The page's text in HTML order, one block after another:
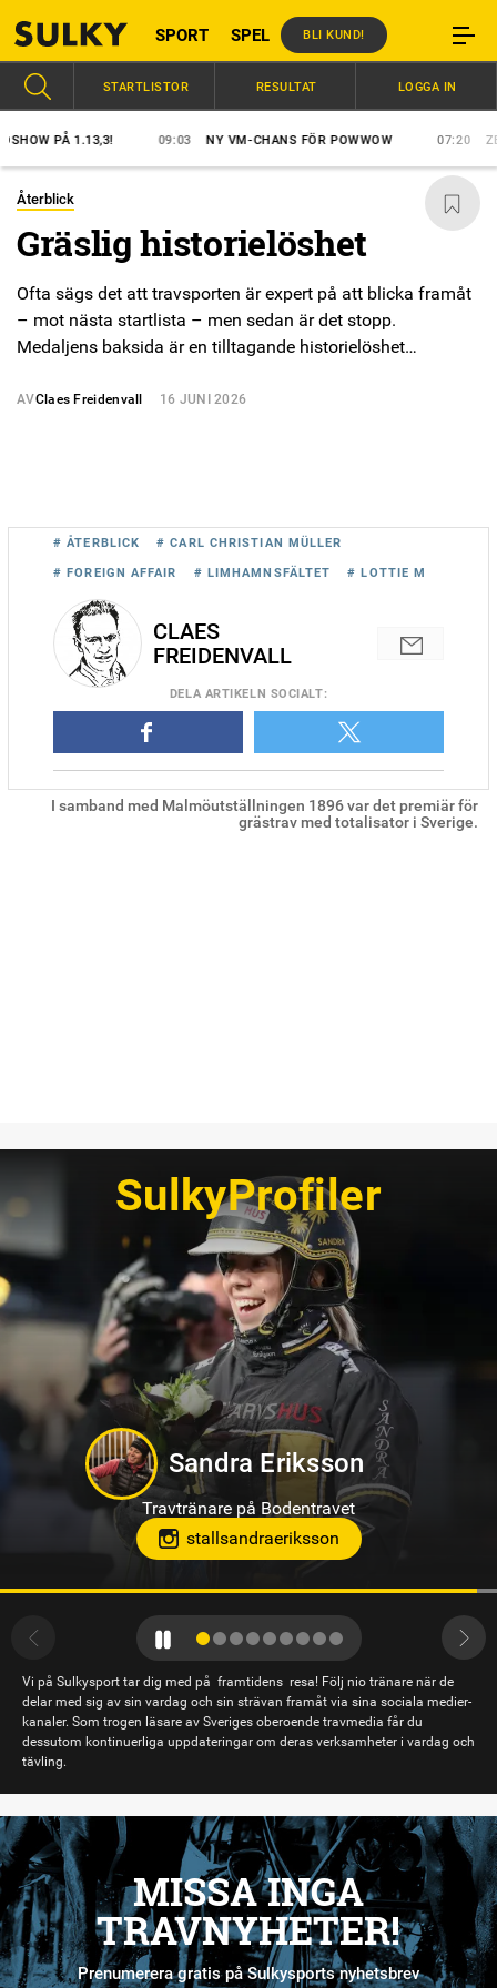
SPORT SPEL BLI KUND!
PÅ 1.13,3! 09:03 NY VM-CHANS FÖR POWWOW 07:20
STARTLISTOR RESULTAT LOGGA IN
Återblick
Gräslig historielöshet
Ofta sägs det att travsporten är expert på att blicka framåt
– mot nästa startlista – men sedan är det stopp.
Medaljens baksida är en tilltagande historielöshet…
AVClaes Freidenvall 16 JUNI 2026
I samband med Malmöutställningen 1896 var det premiär för
grästrav med totalisator i Sverige.
# ÅTERBLICK # CARL CHRISTIAN MÜLLER
# FOREIGN AFFAIR # LIMHAMNSFÄLTET # LOTTIE M
CLAES
FREIDENVALL
DELA ARTIKELN SOCIALT:
SulkyProfiler
Jennifer Persson
Travtränare på Solvalla
teamjpab
Vi på Sulkysport tar dig med på framtidens resa! Följ nio tränare när de
delar med sig av sin vardag och sin strävan framåt via sina sociala medier-
kanaler. Som trogen läsare av Sveriges oberoende travmedia får du
dessutom kontinuerliga uppdateringar om deras verksamheter i vardag och
tävling.
MISSA INGA
TRAVNYHETER!
Prenumerera gratis på Sulkysports nyhetsbrev